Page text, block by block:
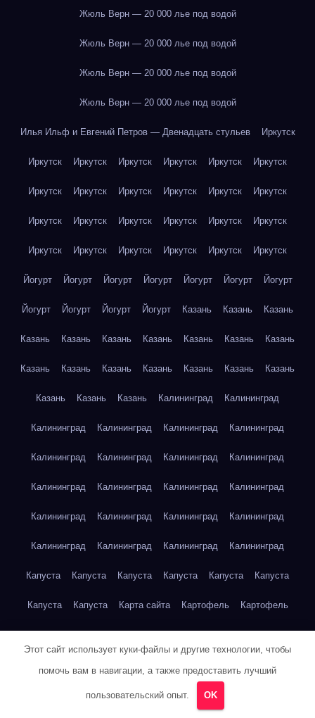
Жюль Верн — 20 000 лье под водой
Жюль Верн — 20 000 лье под водой
Жюль Верн — 20 000 лье под водой
Жюль Верн — 20 000 лье под водой
Илья Ильф и Евгений Петров — Двенадцать стульев Иркутск
Иркутск Иркутск Иркутск Иркутск Иркутск Иркутск
Иркутск Иркутск Иркутск Иркутск Иркутск Иркутск
Иркутск Иркутск Иркутск Иркутск Иркутск Иркутск
Иркутск Иркутск Иркутск Иркутск Иркутск Иркутск
Йогурт Йогурт Йогурт Йогурт Йогурт Йогурт Йогурт
Йогурт Йогурт Йогурт Йогурт Казань Казань Казань
Казань Казань Казань Казань Казань Казань Казань
Казань Казань Казань Казань Казань Казань Казань
Казань Казань Казань Калининград Калининград
Калининград Калининград Калининград Калининград
Калининград Калининград Калининград Калининград
Калининград Калининград Калининград Калининград
Калининград Калининград Калининград Калининград
Калининград Калининград Калининград Калининград
Капуста Капуста Капуста Капуста Капуста Капуста
Капуста Капуста Карта сайта Картофель Картофель
Кейптаун
Кейптаун Кейптаун Кейптаун
Этот сайт использует куки-файлы и другие технологии, чтобы
помочь вам в навигации, а также предоставить лучший
пользовательский опыт. OK